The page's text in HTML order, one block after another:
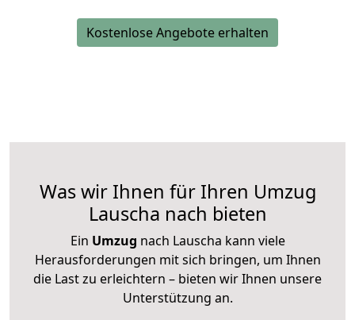
Kostenlose Angebote erhalten
Was wir Ihnen für Ihren Umzug
Lauscha nach bieten
Ein Umzug nach Lauscha kann viele
Herausforderungen mit sich bringen, um Ihnen
die Last zu erleichtern – bieten wir Ihnen unsere
Unterstützung an.